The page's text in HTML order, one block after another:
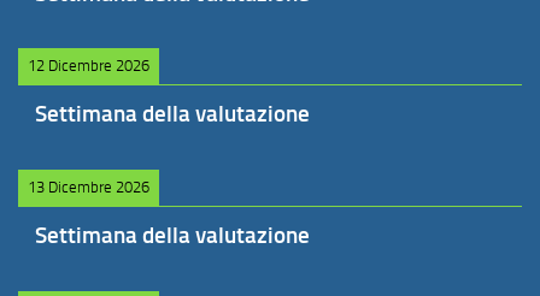
12 Dicembre 2026
Settimana della valutazione
13 Dicembre 2026
Settimana della valutazione